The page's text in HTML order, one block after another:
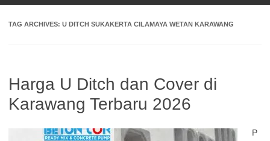
TAG ARCHIVES: U DITCH SUKAKERTA CILAMAYA WETAN KARAWANG
Harga U Ditch dan Cover di
Karawang Terbaru 2026
P